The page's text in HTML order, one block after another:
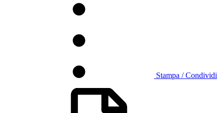
Stampa / Condividi